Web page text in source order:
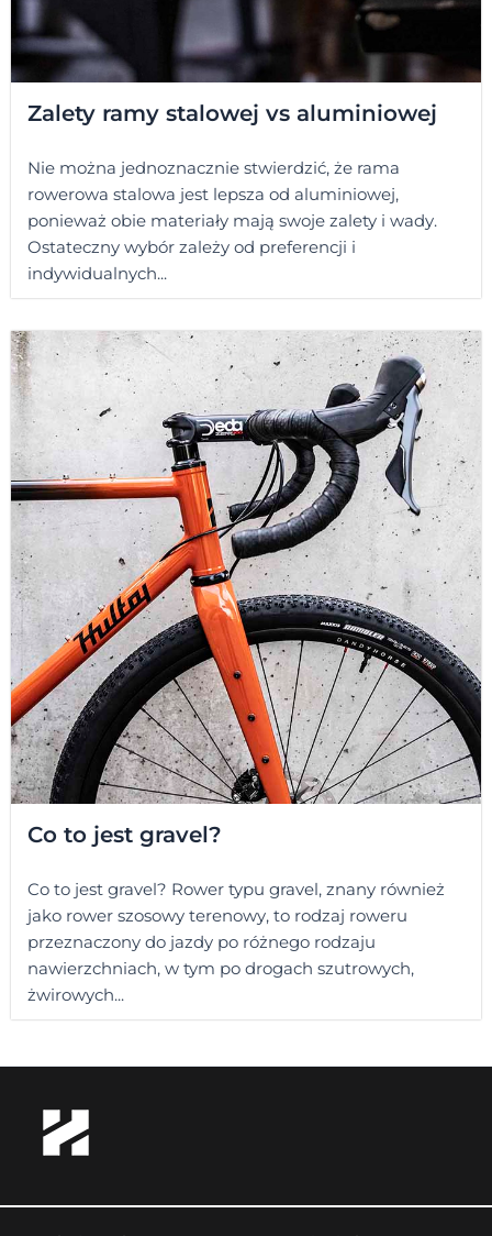
Zalety ramy stalowej vs aluminiowej
Nie można jednoznacznie stwierdzić, że rama
rowerowa stalowa jest lepsza od aluminiowej,
ponieważ obie materiały mają swoje zalety i wady.
Ostateczny wybór zależy od preferencji i
indywidualnych...
Co to jest gravel?
Co to jest gravel? Rower typu gravel, znany również
jako rower szosowy terenowy, to rodzaj roweru
przeznaczony do jazdy po różnego rodzaju
nawierzchniach, w tym po drogach szutrowych,
żwirowych...